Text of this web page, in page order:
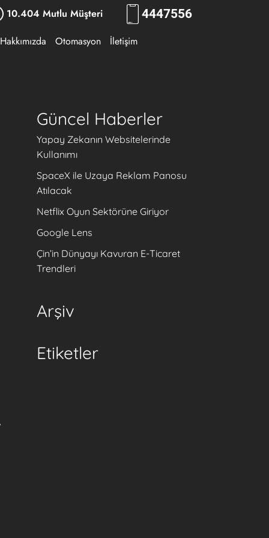
10.404 Mutlu Müşteri 444RKLM
Hakkımızda Otomasyon İletişim
Güncel Haberler
Yapay Zekanın Websitelerinde
Kullanımı
SpaceX ile Uzaya Reklam Panosu
Atılacak
Netflix Oyun Sektörüne Giriyor
Google Lens
Çin’in Dünyayı Kavuran E-Ticaret
Trendleri
Arşiv
Etiketler